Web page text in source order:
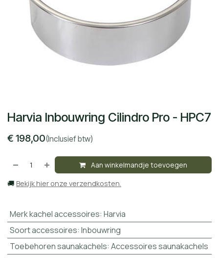
Harvia Inbouwring Cilindro Pro - HPC7
€ 198,00(Inclusief btw)
Aan winkelmandje toevoegen
🚚 Bekijk hier onze verzendkosten.
Merk kachel accessoires: Harvia
Soort accessoires: Inbouwring
Toebehoren saunakachels: Accessoires saunakachels